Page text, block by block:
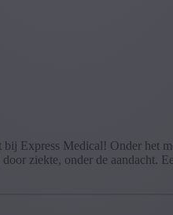
Express Medical! Onder het
ziekte, onder de aandacht.